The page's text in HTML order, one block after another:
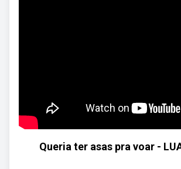
Queria ter asas pra voar -